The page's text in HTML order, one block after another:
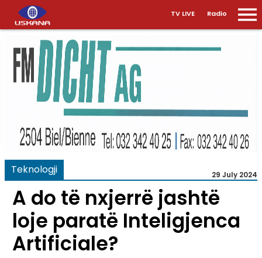
TV LIVE Radio
Teknologji 29 July 2024
A do të nxjerrë jashtë
loje paratë Inteligjenca
Artificiale?